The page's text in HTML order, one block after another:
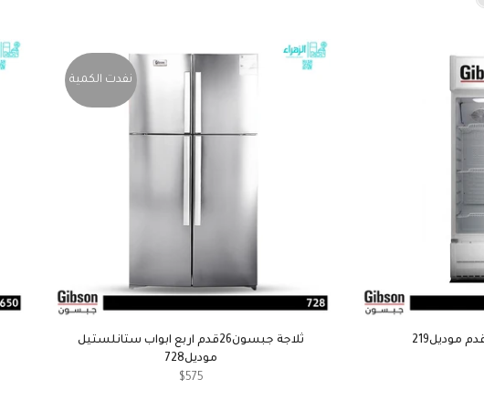
نفدت الكمية
ثلاجة جبسون26قدم اربع ابواب ستانلستيل
موديل728
$575